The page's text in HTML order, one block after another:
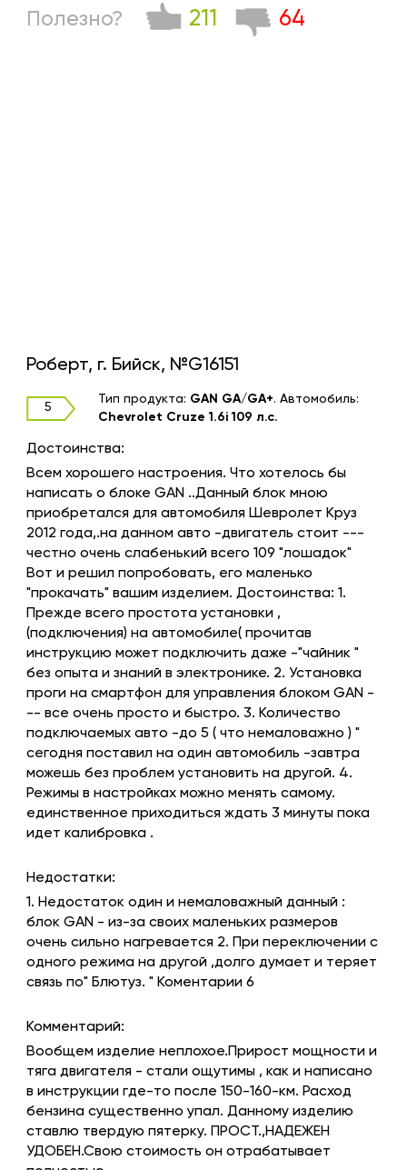
Полезно? 211 64
Роберт, г. Бийск, №G16151
5
Тип продукта: GAN GA/GA+. Автомобиль:
Chevrolet Cruze 1.6i 109 л.с.
Достоинства:
Всем хорошего настроения. Что хотелось бы
написать о блоке GAN ..Данный блок мною
приобретался для автомобиля Шевролет Круз
2012 года,.на данном авто -двигатель стоит ---
честно очень слабенький всего 109 "лошадок"
Вот и решил попробовать, его маленько
"прокачать" вашим изделием. Достоинства: 1.
Прежде всего простота установки ,
(подключения) на автомобиле( прочитав
инструкцию может подключить даже -"чайник "
без опыта и знаний в электронике. 2. Установка
проги на смартфон для управления блоком GAN -
-- все очень просто и быстро. 3. Количество
подключаемых авто -до 5 ( что немаловажно ) "
сегодня поставил на один автомобиль -завтра
можешь без проблем установить на другой. 4.
Режимы в настройках можно менять самому.
единственное приходиться ждать 3 минуты пока
идет калибровка .
Недостатки:
1. Недостаток один и немаловажный данный :
блок GAN - из-за своих маленьких размеров
очень сильно нагревается 2. При переключении с
одного режима на другой ,долго думает и теряет
связь по" Блютуз. " Коментарии 6
Комментарий:
Вообщем изделие неплохое.Прирост мощности и
тяга двигателя - стали ощутимы , как и написано
в инструкции где-то после 150-160-км. Расход
бензина существенно упал. Данному изделию
ставлю твердую пятерку. ПРОСТ.,НАДЕЖЕН
УДОБЕН.Свою стоимость он отрабатывает